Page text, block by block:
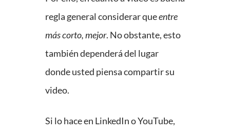
regla general considerar queentre
más corto, mejor. No obstante, esto
también dependerá del lugar
donde usted piensa compartir su
video.
Si lo hace en LinkedIn o YouTube,